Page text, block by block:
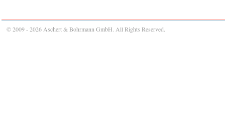
© 2009 - 2026 Aschert & Bohrmann GmbH. All Rights Reserved.